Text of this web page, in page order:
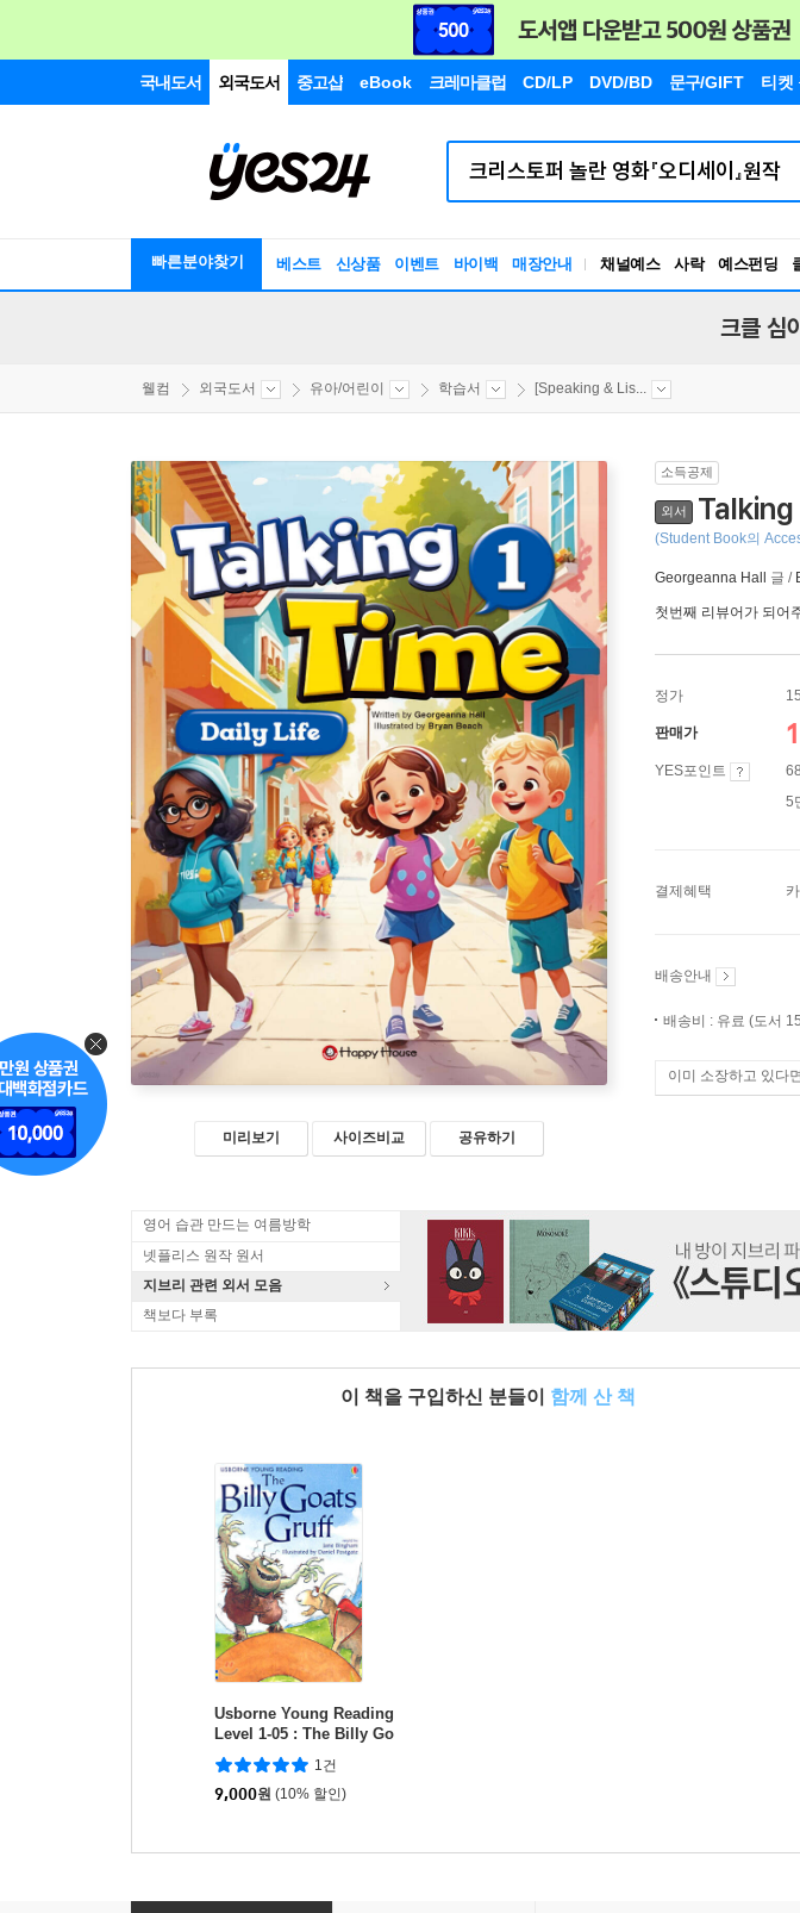
국내도서 외국도서 중고샵 eBook 크레마클럽 CD/LP DVD/BD 문구/GIFT 티켓
빠른분야찾기 베스트 신상품 이벤트 바이백 매장안내 채널예스 사락 예스펀딩
크클 심
웰컴 외국도서 유아/어린이 학습서 [Speaking & Lis...
미리보기 사이즈비교 공유하기
소득공제
외서
(Student Book의
Georgeanna Hall 글 /
첫번째 리뷰어가 되어
정가
판매가
YES포인트
5
결제혜택
배송안내
배송비 : 유료 (도서
이미 소장하고 있다
영어 습관 만드는 여름방학
넷플리스 원작 원서
지브리 관련 외서 모음
책보다 부록
이 책을 구입하신 분들이 함께 산 책
Usborne Young Reading
Level 1-05 : The Billy Go
ats Gruff
1건
9,000원 (10% 할인)